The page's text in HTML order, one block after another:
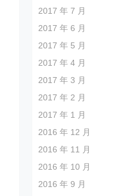
2017 年 7 月
2017 年 6 月
2017 年 5 月
2017 年 4 月
2017 年 3 月
2017 年 2 月
2017 年 1 月
2016 年 12 月
2016 年 11 月
2016 年 10 月
2016 年 9 月